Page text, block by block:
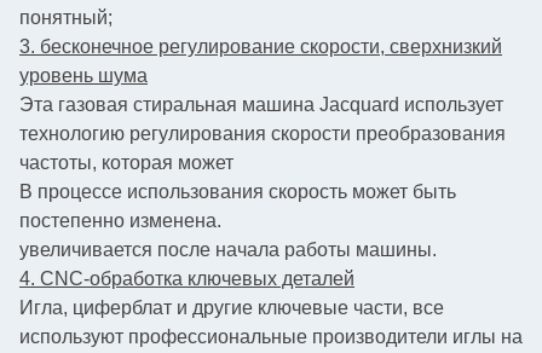
понятный;
3. бесконечное регулирование скорости, сверхнизкий
уровень шума
Эта газовая стиральная машина Jacquard использует
технологию регулирования скорости преобразования
частоты, которая может
В процессе использования скорость может быть
постепенно изменена.
увеличивается после начала работы машины.
4. CNC-обработка ключевых деталей
Игла, циферблат и другие ключевые части, все
используют профессиональные производители иглы на